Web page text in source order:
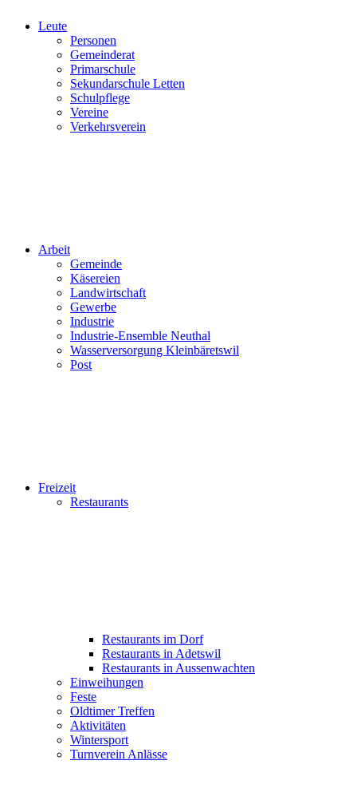
Leute
Personen
Gemeinderat
Primarschule
Sekundarschule Letten
Schulpflege
Vereine
Verkehrsverein
Arbeit
Gemeinde
Käsereien
Landwirtschaft
Gewerbe
Industrie
Industrie-Ensemble Neuthal
Wasserversorgung Kleinbäretswil
Post
Freizeit
Restaurants
Restaurants im Dorf
Restaurants in Adetswil
Restaurants in Aussenwachten
Einweihungen
Feste
Oldtimer Treffen
Aktivitäten
Wintersport
Turnverein Anlässe